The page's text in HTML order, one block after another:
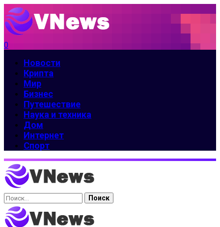
0
Новости
Крипта
Мир
Бизнес
Путешествие
Наука и техника
Дом
Интернет
Спорт
Найти: